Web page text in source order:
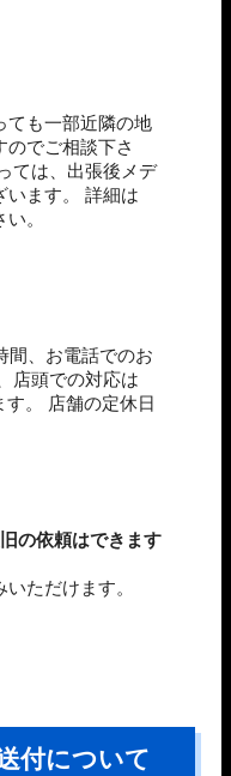
ても一部近隣の地
でご相談下さ
ては、出張後メデ
います。 詳細は
。
間、お電話でのお
店頭での対応は
す。 店舗の定休日
の依頼はできます
ただけます。
付について